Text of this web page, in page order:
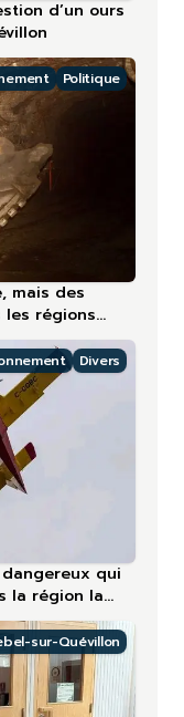
d’un ours
Politique
mais des
les régions
Divers
qui
la région la
sur-Quévillon